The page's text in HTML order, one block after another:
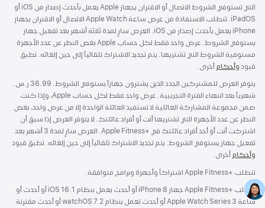
التي تستوفي الشروط الاتصال أو الاقتران بجهاز Apple يعمل بأحدث إصدار من iOS أو
iPadOS. تتطلب الاستفادة من عرض ساعة Apple Watch الاتصال أو الاقتران بجهاز
iPhone يعمل بأحدث إصدار من iOS. العرض سارٍ لمدة ثلاثة أشهر بعد تفعيل جهاز
يستوفي الشروط. عرض واحد فقط لكل حساب Apple بغض النظر عن عدد الأجهزة
مستوفية الشروط التي تشتريها. يتم تجديد الاشتراك تلقائياً إلى حين إلغائه. تطبق
قيود وأحكام أخرى.
يتوفر العرض للمشتركين الجدد الذين يشترون جهازاً يستوفي الشروط. 36.99 ر.س.
شهرياً بعد انتهاء الفترة التجريبية. عرض واحد فقط لكل حساب Apple، وإذا كنت
ضمن مجموعة المشاركة العائلية لا تستفيد العائلة الواحدة إلا من عرض واحد، بغض
النظر عن عدد الأجهزة التي تشتريها أنت أو أفراد عائلتك. لا يتوفر العرض إذا سبق أن
اشتركت أنت أو أحد أفراد عائلتك في +Apple Fitness. العرض سارٍ لمدة 3 أشهر بعد
تفعيل جهاز يستوفي الشروط. يتم تجديد الاشتراك تلقائياً إلى حين إلغائه. تطبق قيود
وأحكام أخرى.
تتطلب +Apple Fitness اشتراكاً وأجهزة وبرامج متوافقة.
تتطلب +Apple Fitness جهاز iPhone 8 أو أحدث يعمل بنظام iOS 16.1 أو أحدث أو
ساعة Apple Watch Series 3 أو أحدث تعمل بنظام watchOS 7.2 أو أحدث مقترنة